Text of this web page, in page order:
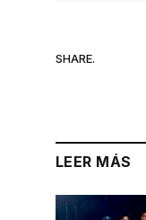
SHARE.
LEER MÁS